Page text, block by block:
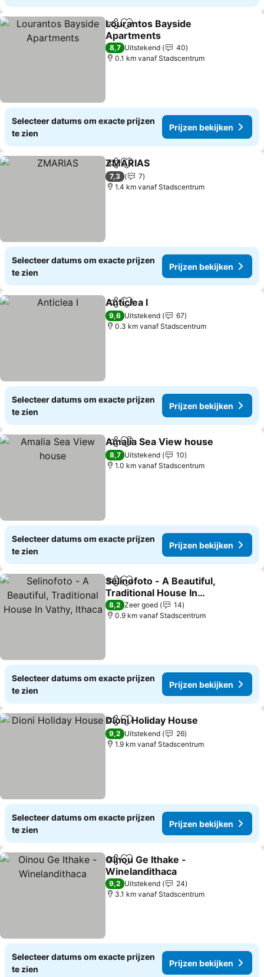
DelenToevoegen aan favorieten
Lourantos Bayside
Apartments
Prijzen bekijken
8,7 Uitstekend
40
0.1 km vanaf Stadscentrum
Selecteer datums om exacte prijzen
te zien
Prijzen bekijken
DelenToevoegen aan favorieten
ZMARIAS
7,3
7
1.4 km vanaf Stadscentrum
Selecteer datums om exacte prijzen
te zien
Prijzen bekijken
DelenToevoegen aan favorieten
Anticlea I
9,6 Uitstekend
67
0.3 km vanaf Stadscentrum
Selecteer datums om exacte prijzen
te zien
Prijzen bekijken
DelenToevoegen aan favorieten
Amalia Sea View house
8,7 Uitstekend
10
1.0 km vanaf Stadscentrum
Selecteer datums om exacte prijzen
te zien
Prijzen bekijken
DelenToevoegen aan favorieten
Selinofoto - A Beautiful,
Traditional House In
Vathy, Ithaca
Prijzen bekijken
8,2 Zeer goed
14
0.9 km vanaf Stadscentrum
Selecteer datums om exacte prijzen
te zien
Prijzen bekijken
DelenToevoegen aan favorieten
Dioni Holiday House
9,2 Uitstekend
26
1.9 km vanaf Stadscentrum
Selecteer datums om exacte prijzen
te zien
Prijzen bekijken
DelenToevoegen aan favorieten
Oinou Ge Ithake -
Winelandithaca
Prijzen bekijken
9,2 Uitstekend
24
3.1 km vanaf Stadscentrum
Selecteer datums om exacte prijzen
te zien
Prijzen bekijken